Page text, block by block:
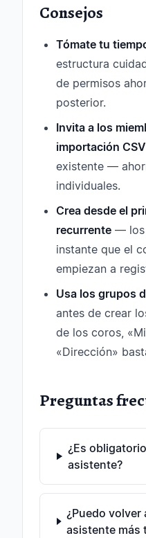
Consejos
Tómate tu
estructura
de permisos
posterior.
Invita a los
importación CSV
existente —
individuales.
Crea desde el
recurrente — los
instante que el
empiezan a
Usa los grupos
antes de crear
de los coros,
«Dirección»
Preguntas
¿Es
asistente?
¿Puedo volver
asistente más